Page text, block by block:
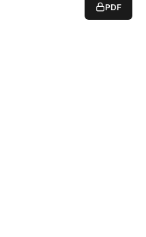
PDF